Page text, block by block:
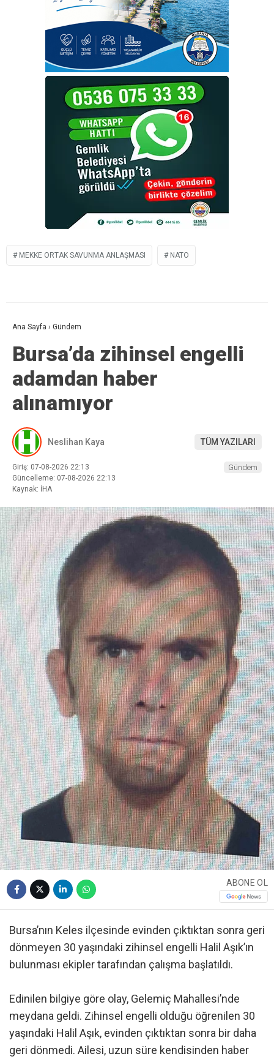
MEKKE ORTAK SAVUNMA ANLAŞMASI NATO
Ana Sayfa › Gündem
Bursa’da zihinsel engelli
adamdan haber
alınamıyor
Neslihan Kaya TÜM YAZILARI
Giriş: 07-08-2026 22:13
Güncelleme: 07-08-2026 22:13
Kaynak: İHA
Gündem
ABONE OL
Bursa’nın Keles ilçesinde evinden çıktıktan sonra geri
dönmeyen 30 yaşındaki zihinsel engelli Halil Aşık’ın
bulunması ekipler tarafından çalışma başlatıldı.
Edinilen bilgiye göre olay, Gelemiç Mahallesi’nde
meydana geldi. Zihinsel engelli olduğu öğrenilen 30
yaşındaki Halil Aşık, evinden çıktıktan sonra bir daha
geri dönmedi. Ailesi, uzun süre kendisinden haber